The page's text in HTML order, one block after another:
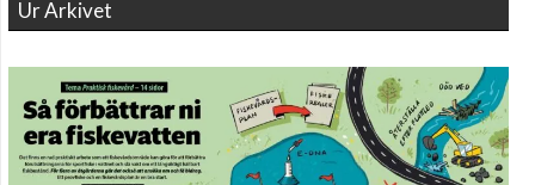
Ur Arkivet